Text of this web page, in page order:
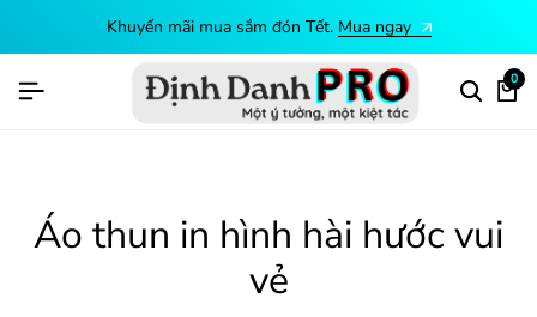
Khuyến mãi mua sắm đón Tết. Mua ngay
0
Áo thun in hình hài hước vui
vẻ